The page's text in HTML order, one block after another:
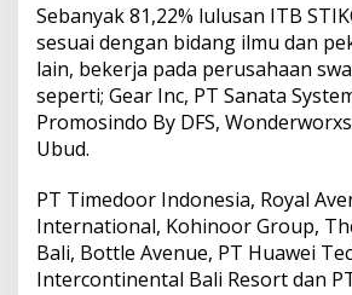
n
g
a
n
M
a
u
n
g
g
Sebanyak 81,22% lulusan ITB
sesuai dengan bidang ilmu dan
lain, bekerja pada perusahaan
seperti; Gear Inc, PT Sanata
Promosindo By DFS,
Ubud.
PT Timedoor Indonesia, Royal
International, Kohinoor Group,
Bali, Bottle Avenue, PT Huawei
Intercontinental Bali Resort dan